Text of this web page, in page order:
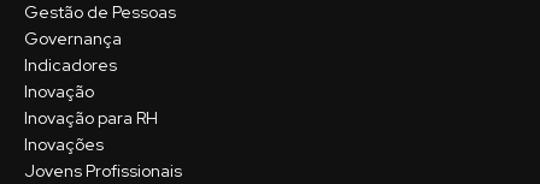
Gestão de Pessoas
Governança
Indicadores
Inovação
Inovação para RH
Inovações
Jovens Profissionais